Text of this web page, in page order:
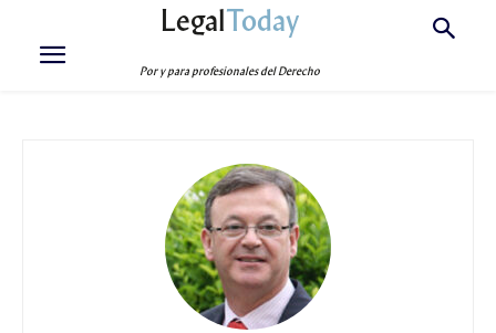
LegalToday
Por y para profesionales del Derecho